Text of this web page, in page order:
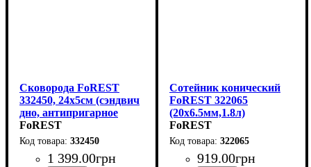
Сковорода FoREST
332450, 24х5см (сэндвич
дно, антипригарное
покрытие)
FoREST
332450
1 399.00грн
Сотейник конический
FoREST 322065
(20x6.5мм,1.8л)
FoREST
322065
919.00грн